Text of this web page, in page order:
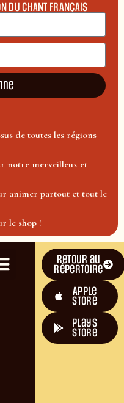
DU CHANT FRANÇAIS
de toutes les régions
notre merveilleux et
animer partout et tout le
le shop !
Retour au
répertoire
Apple
Store
plays
store